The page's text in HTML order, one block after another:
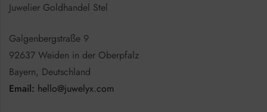
Juwelier Goldhandel Stel
Galgenbergstraße 9
92637 Weiden in der Oberpfalz
Bayern, Deutschland
Email: hello@juwelyx.com